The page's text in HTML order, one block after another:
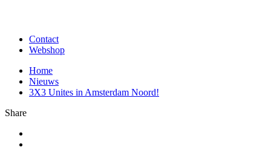
Contact
Webshop
Home
Nieuws
3X3 Unites in Amsterdam Noord!
Share